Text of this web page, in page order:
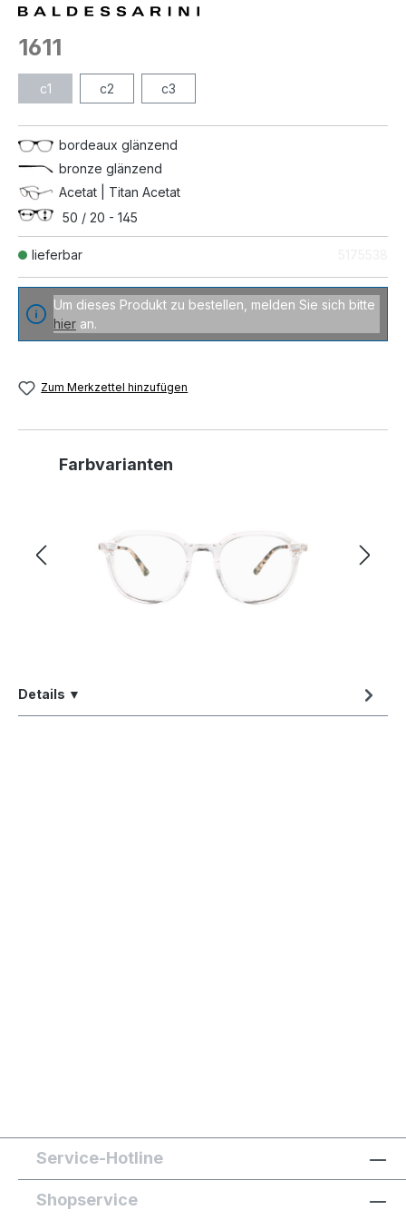
lieferbar
1611
c1 c2 c3
bordeaux glänzend
bronze glänzend
Acetat | Titan Acetat
50 / 20 - 145
Um dieses Produkt zu bestellen, melden Sie sich bitte
hier an.
Zum Merkzettel hinzufügen
Produktgalerie überspringen
Farbvarianten
Details ▼
Service-Hotline
Shopservice